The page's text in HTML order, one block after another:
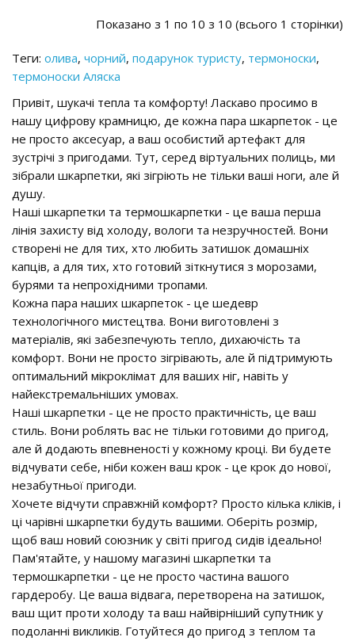
Показано з 1 по 10 з 10 (всього 1 сторінки)
Теги: олива, чорний, подарунок туристу, термоноски,
термоноски Аляска
Привіт, шукачі тепла та комфорту! Ласкаво просимо в
нашу цифрову крамницю, де кожна пара шкарпеток - це
не просто аксесуар, а ваш особистий артефакт для
зустрічі з пригодами. Тут, серед віртуальних полиць, ми
зібрали шкарпетки, які зігріють не тільки ваші ноги, але й
душу.
Наші шкарпетки та термошкарпетки - це ваша перша
лінія захисту від холоду, вологи та незручностей. Вони
створені не для тих, хто любить затишок домашніх
капців, а для тих, хто готовий зіткнутися з морозами,
бурями та непрохідними тропами.
Кожна пара наших шкарпеток - це шедевр
технологічного мистецтва. Вони виготовлені з
матеріалів, які забезпечують тепло, дихаючість та
комфорт. Вони не просто зігрівають, але й підтримують
оптимальний мікроклімат для ваших ніг, навіть у
найекстремальніших умовах.
Наші шкарпетки - це не просто практичність, це ваш
стиль. Вони роблять вас не тільки готовими до пригод,
але й додають впевненості у кожному кроці. Ви будете
відчувати себе, ніби кожен ваш крок - це крок до нової,
незабутньої пригоди.
Хочете відчути справжній комфорт? Просто кілька кліків, і
ці чарівні шкарпетки будуть вашими. Оберіть розмір,
щоб ваш новий союзник у світі пригод сидів ідеально!
Пам'ятайте, у нашому магазині шкарпетки та
термошкарпетки - це не просто частина вашого
гардеробу. Це ваша відвага, перетворена на затишок,
ваш щит проти холоду та ваш найвірніший супутник у
подоланні викликів. Готуйтеся до пригод з теплом та